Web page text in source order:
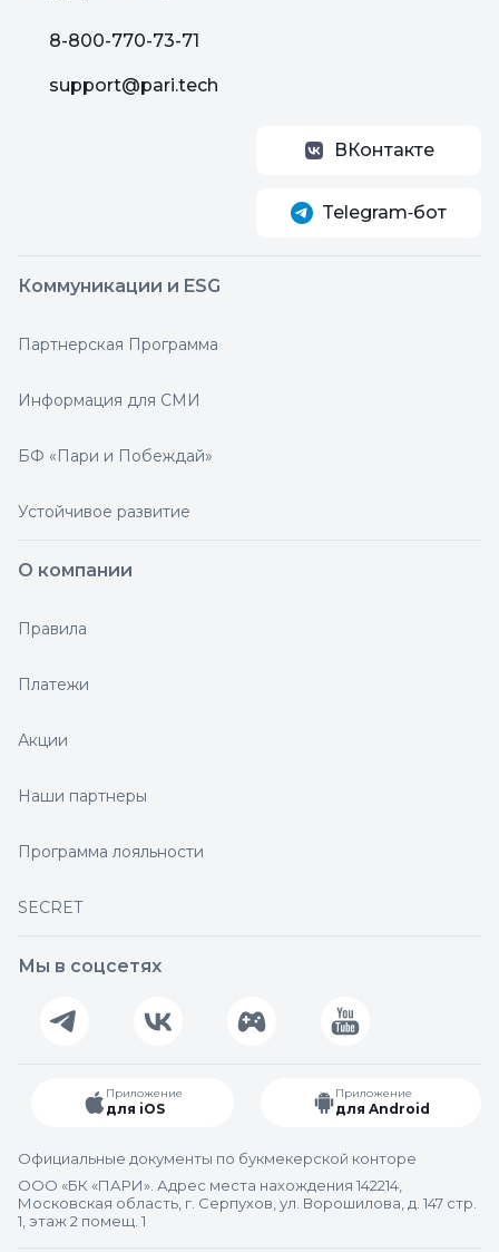
8-800-770-73-71
support@pari.tech
ВКонтакте
Telegram‑бот
Коммуникации и ESG
Партнерская Программа
Информация для СМИ
БФ «Пари и Побеждай»
Устойчивое развитие
О компании
Правила
Платежи
Акции
Наши партнеры
Программа лояльности
SECRET
Мы в соцсетях
Приложение
для iOS
Приложение
для Android
Официальные документы по букмекерской конторе
ООО «БК «ПАРИ». Адрес места нахождения 142214,
Московская область, г. Серпухов, ул. Ворошилова, д. 147 стр.
1, этаж 2 помещ. 1